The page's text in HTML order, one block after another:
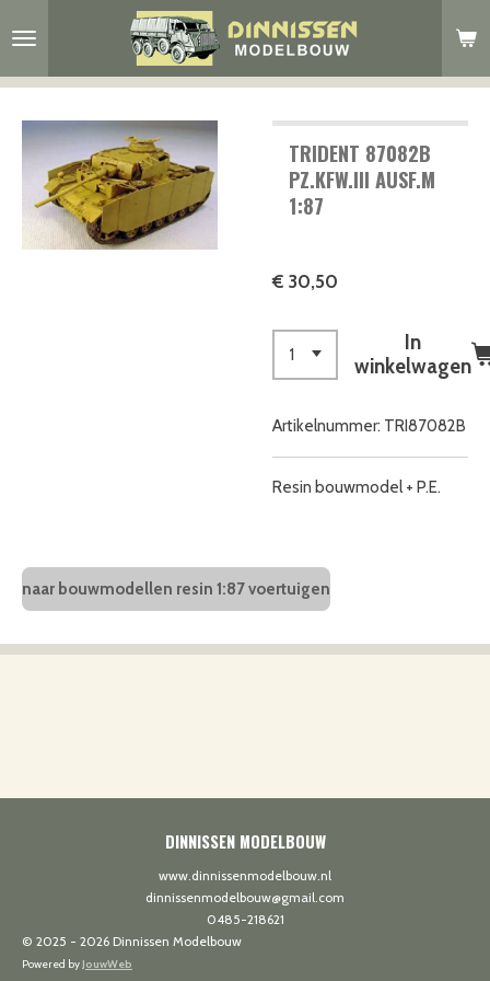
direct
naar
hoofdinhoud
TRIDENT 87082B
PZ.KFW.III AUSF.M
1:87
€ 30,50
In
winkelwagen
Artikelnummer: TRI87082B
Resin bouwmodel + P.E.
naar bouwmodellen resin 1:87 voertuigen
DINNISSEN MODELBOUW
www.dinnissenmodelbouw.nl
dinnissenmodelbouw@gmail.com
0485-218621
© 2025 - 2026 Dinnissen Modelbouw
Powered byJouwWeb